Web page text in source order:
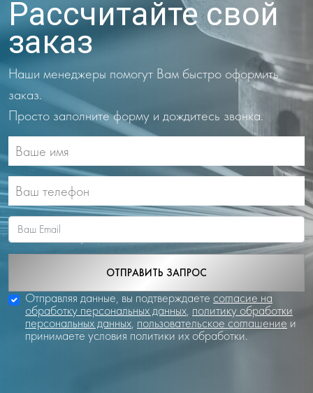
Рассчитайте свой
заказ
Наши менеджеры помогут Вам быстро оформить
заказ.
Просто заполните форму и дождитесь звонка.
ОТПРАВИТЬ ЗАПРОС
Отправляя данные, вы подтверждаете согласие на
обработку персональных данных, политику обработки
персональных данных, пользовательское соглашение и
принимаете условия политики их обработки.